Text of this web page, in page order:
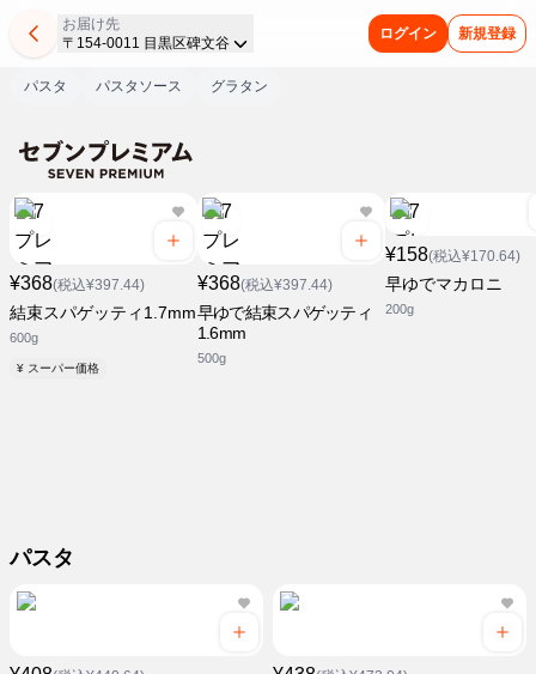
お届け先
〒154-0011 目黒区碑文谷
ログイン 新規登録
パスタ パスタソース グラタン
¥368(税込¥397.44)
結束スパゲッティ1.7mm
600g
¥ スーパー価格
¥368(税込¥397.44)
早ゆで結束スパゲッティ
1.6mm
500g
¥158(税込¥170.64)
早ゆでマカロニ
200g
パスタ